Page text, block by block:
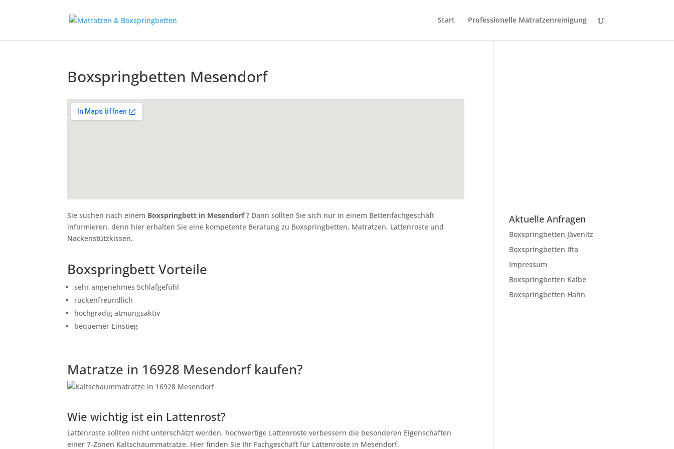
Start Professionelle Matratzenreinigung
Boxspringbetten Mesendorf
Sie suchen nach einem Boxspringbett in Mesendorf? Dann sollten Sie sich nur in einem Bettenfachgeschäft
informieren, denn hier erhalten Sie eine kompetente Beratung zu Boxspringbetten, Matratzen, Lattenroste und
Nackenstützkissen.
Boxspringbett Vorteile
sehr angenehmes Schlafgefühl
rückenfreundlich
hochgradig atmungsaktiv
bequemer Einstieg
Matratze in 16928 Mesendorf kaufen?
Wie wichtig ist ein Lattenrost?
Lattenroste sollten nicht unterschätzt werden, hochwertige Lattenroste verbessern die besonderen Eigenschaften
einer 7-Zonen Kaltschaummatratze. Hier finden Sie Ihr Fachgeschäft für Lattenroste in Mesendorf.
Aktuelle Anfragen
Boxspringbetten Jävenitz
Boxspringbetten Ifta
Impressum
Boxspringbetten Kalbe
Boxspringbetten Hahn